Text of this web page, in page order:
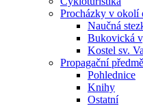
Procházky v okolí
Naučná
Bukovická
Kostel sv.
Propagační
Pohlednice
Knihy
Ostatní